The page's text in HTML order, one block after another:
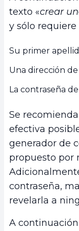
texto «crear
y sólo
Su primer
Una dirección
La contraseña
Se
efectiva
generador de
propuesto por
contraseña,
revelarla a
A